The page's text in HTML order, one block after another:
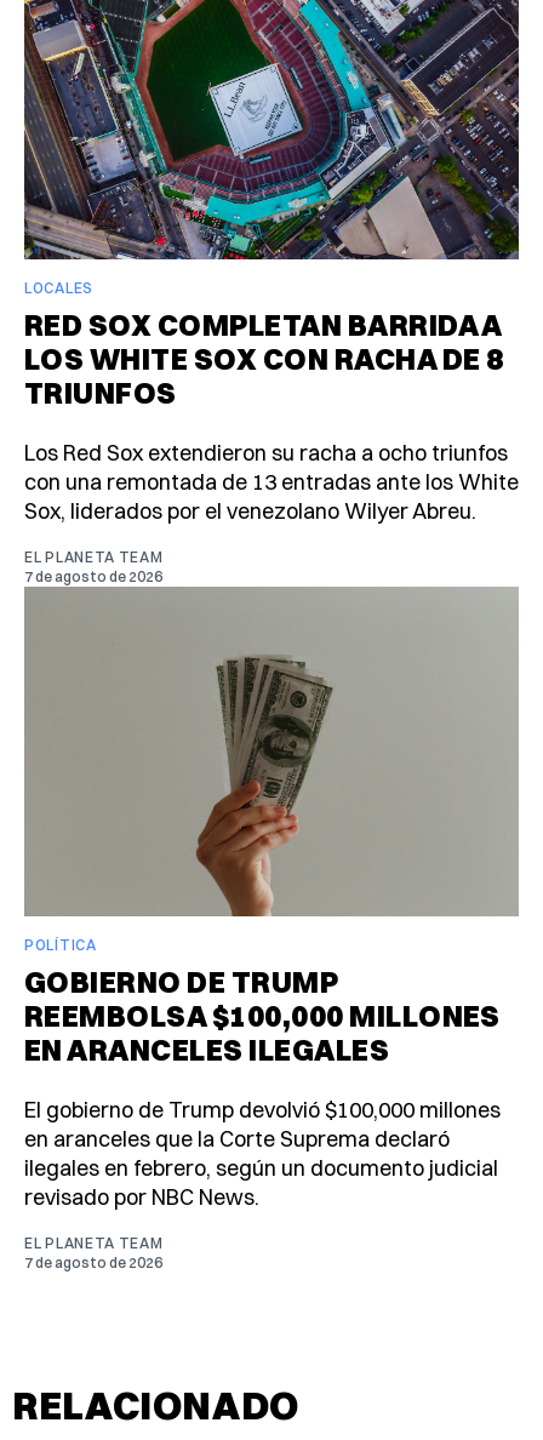
LOCALES
RED SOX COMPLETAN BARRIDA A
LOS WHITE SOX CON RACHA DE 8
TRIUNFOS
Los Red Sox extendieron su racha a ocho triunfos
con una remontada de 13 entradas ante los White
Sox, liderados por el venezolano Wilyer Abreu.
EL PLANETA TEAM
7 de agosto de 2026
POLÍTICA
GOBIERNO DE TRUMP
REEMBOLSA $100,000 MILLONES
EN ARANCELES ILEGALES
El gobierno de Trump devolvió $100,000 millones
en aranceles que la Corte Suprema declaró
ilegales en febrero, según un documento judicial
revisado por NBC News.
EL PLANETA TEAM
7 de agosto de 2026
RELACIONADO